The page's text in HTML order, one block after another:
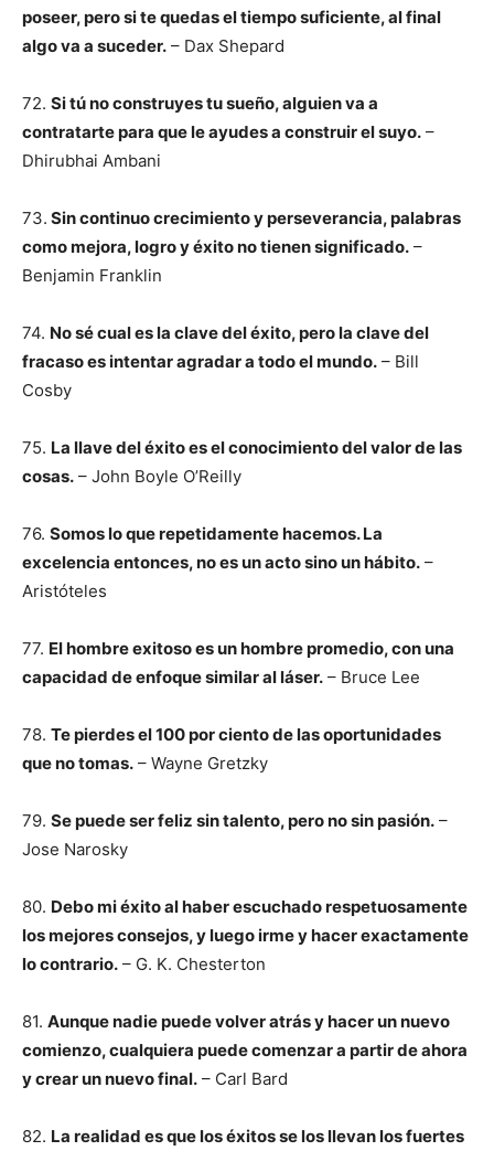
poseer, pero si te quedas el tiempo suficiente, al final
algo va a suceder. – Dax Shepard
72. Si tú no construyes tu sueño, alguien va a
contratarte para que le ayudes a construir el suyo. –
Dhirubhai Ambani
73. Sin continuo crecimiento y perseverancia, palabras
como mejora, logro y éxito no tienen significado. –
Benjamin Franklin
74. No sé cual es la clave del éxito, pero la clave del
fracaso es intentar agradar a todo el mundo. – Bill
Cosby
75. La llave del éxito es el conocimiento del valor de las
cosas. – John Boyle O’Reilly
76. Somos lo que repetidamente hacemos. La
excelencia entonces, no es un acto sino un hábito. –
Aristóteles
77. El hombre exitoso es un hombre promedio, con una
capacidad de enfoque similar al láser. – Bruce Lee
78. Te pierdes el 100 por ciento de las oportunidades
que no tomas. – Wayne Gretzky
79. Se puede ser feliz sin talento, pero no sin pasión. –
Jose Narosky
80. Debo mi éxito al haber escuchado respetuosamente
los mejores consejos, y luego irme y hacer exactamente
lo contrario. – G. K. Chesterton
81. Aunque nadie puede volver atrás y hacer un nuevo
comienzo, cualquiera puede comenzar a partir de ahora
y crear un nuevo final. – Carl Bard
82. La realidad es que los éxitos se los llevan los fuertes